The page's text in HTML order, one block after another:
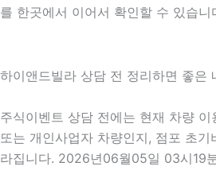
를 한곳에서 이어서 확인할 수 있습
하이앤드빌라 상담 전 정리하면 좋은
주식이벤트 상담 전에는 현재 차량
또는 개인사업자 차량인지, 점포 초
라집니다. 2026년06월05일 03시19